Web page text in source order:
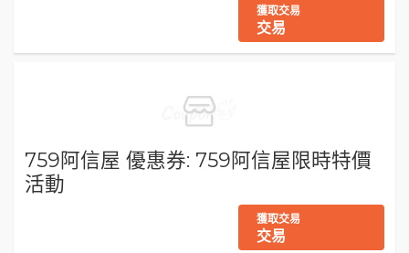
獲取交易
交易
759阿信屋 優惠券: 759阿信屋限時特價
活動
獲取交易
交易